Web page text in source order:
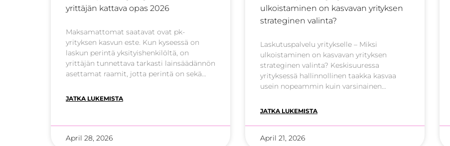
yrittäjän kattava opas 2026
Maksamattomat saatavat ovat pk-
yrityksen kasvun este. Kun kyseessä on
laskun perintä yksityishenkilöltä, on
yrittäjän tunnettava tarkasti lainsäädännön
asettamat raamit, jotta perintä on sekä
korostuvat erityisesti perinnän eettisyys,
Tämä opas auttaa sinua ymmärtämään,
miten perintäprosessi etenee
JATKA LUKEMISTA
April 28, 2026
ulkoistaminen on kasvavan yrityksen
strateginen valinta?
Laskutuspalvelu yritykselle – Miksi
ulkoistaminen on kasvavan yrityksen
strateginen valinta? Keskisuuressa
yrityksessä hallinnollinen taakka kasvaa
usein nopeammin kuin varsinainen
satoihin tai tuhansiin kuukaudessa,
Laskutuspalvelu ei ole vain tekninen
työkalu, vaan strateginen kumppani, joka
JATKA LUKEMISTA
April 21, 2026